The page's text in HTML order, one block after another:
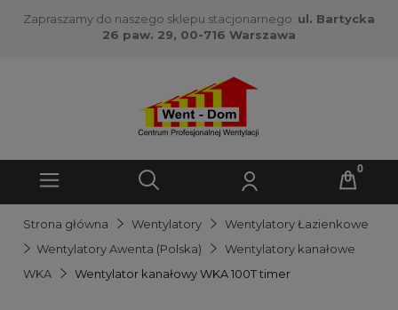
Zapraszamy do naszego sklepu stacjonarnego: ul. Bartycka
26 paw. 29, 00-716 Warszawa
Strona główna Wentylatory
Wentylatory Łazienkowe
Wentylatory Awenta (Polska)
Wentylatory kanałowe
WKA
Wentylator kanałowy WKA 100T timer